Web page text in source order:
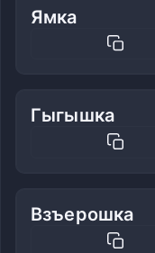
Ямка
Гыгышка
Взъерошка